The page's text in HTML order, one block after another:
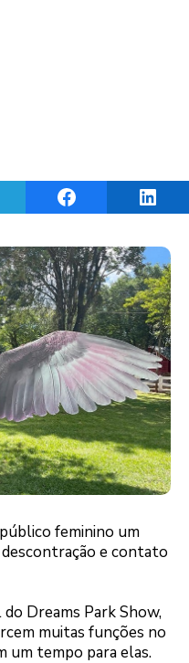
on TelegramShare on Facebook
feminino um
e contato
Dreams Park Show,
muitas funções no
um tempo para elas.